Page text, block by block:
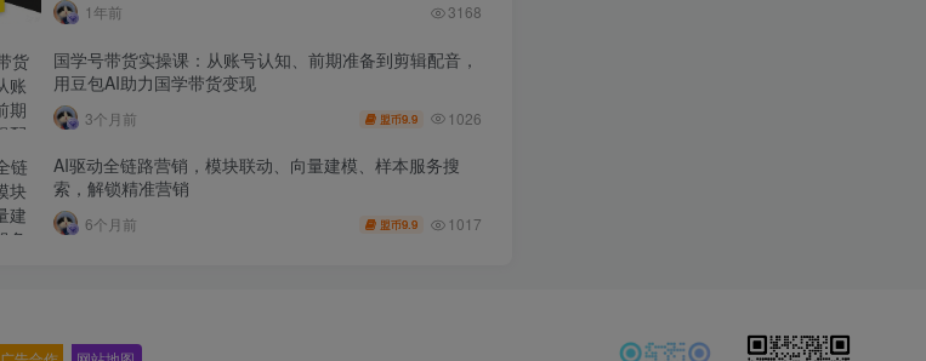
1年前 3168
国学号带货实操课：从账号认知、前期准备到剪辑配音，
用豆包AI助力国学带货变现
3个月前 盟币9.9 1026
AI驱动全链路营销，模块联动、向量建模、样本服务搜
索，解锁精准营销
6个月前 盟币9.9 1017